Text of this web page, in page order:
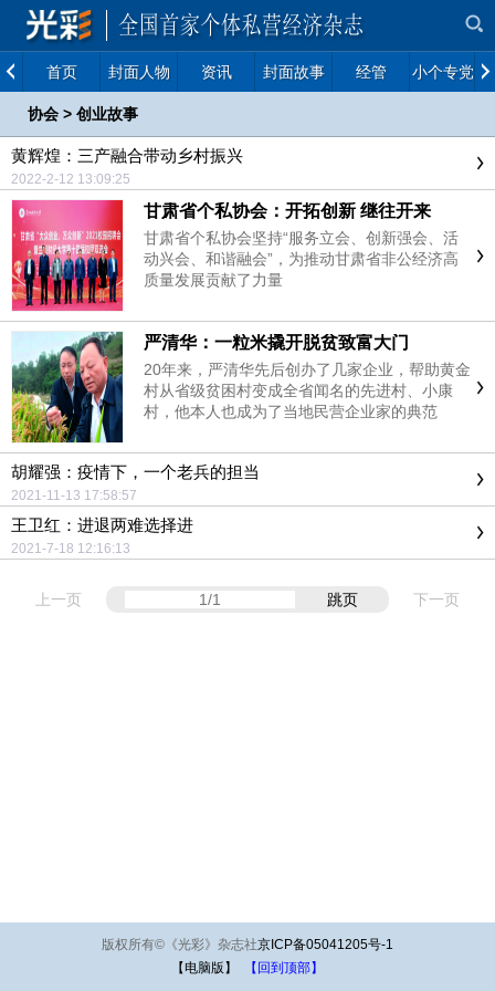
首页 封面人物 资讯 封面故事 经管 小个专党建
协会 > 创业故事
黄辉煌：三产融合带动乡村振兴
2022-2-12 13:09:25
甘肃省个私协会：开拓创新 继往开来
甘肃省个私协会坚持“服务立会、创新强会、活
动兴会、和谐融会”，为推动甘肃省非公经济高
质量发展贡献了力量
严清华：一粒米撬开脱贫致富大门
20年来，严清华先后创办了几家企业，帮助黄金
村从省级贫困村变成全省闻名的先进村、小康
村，他本人也成为了当地民营企业家的典范
胡耀强：疫情下，一个老兵的担当
2021-11-13 17:58:57
王卫红：进退两难选择进
2021-7-18 12:16:13
上一页 跳页 下一页
版权所有© 《光彩》杂志社京ICP备05041205号-1
【电脑版】
【回到顶部】